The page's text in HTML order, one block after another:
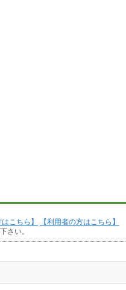
こちら】
【利用者の方はこちら】
さい。